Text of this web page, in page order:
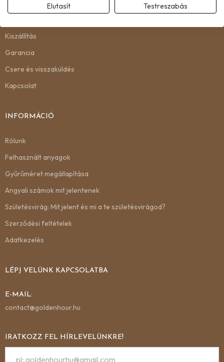
Kiszállítás
Garancia
Csere és visszaküldés
Kapcsolat
INFORMÁCIÓ
Rólunk
Felhasznált anyagok
Gyűrűméret megállapítása
Angyali számok mit jelentenek
Születésvirág: Mit jelent és mi a te születésvirágod?
Szerződési feltételek
Adatkezelés
LÉPJ VELÜNK KAPCSOLATBA
E-MAIL:
contact@goldenhour.hu
IRATKOZZ FEL HÍRLEVELÜNKRE!
Elutasít Testreszabás